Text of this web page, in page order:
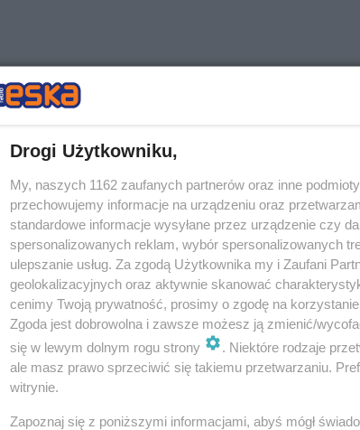
i metalowych koncertach
Kto tu grał?
odbyła się pierwsza i zarazem jedyna
Drogi Użytkowniku,
My, naszych 1162 zaufanych partnerów oraz inne
przechowujemy informacje na urządzeniu oraz
standardowe informacje wysyłane przez urządzenie czy
spersonalizowanych reklam, wybór spersonalizowanych
ulepszanie usług. Za zgodą Użytkownika my i Zaufani
geolokalizacyjnych oraz aktywnie skanować
cenimy Twoją prywatność, prosimy o zgodę na
Zgoda jest dobrowolna i zawsze możesz ją zmienić/
się w lewym dolnym rogu strony
. Niektóre rodzaje
ale masz prawo sprzeciwić się takiemu przetwarzaniu.
witrynie.
Zapoznaj się z poniższymi informacjami, abyś mógł